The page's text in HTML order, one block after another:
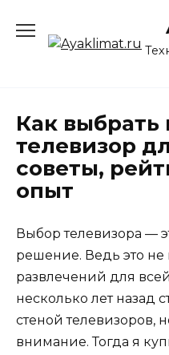
содержанию
Как
телевизор
советы,
опыт
Выбор телевизора —
решение. Ведь это не
развлечений для
несколько лет назад
стеной телевизоров,
внимание. Тогда я